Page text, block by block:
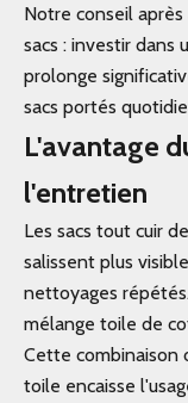
Notre conseil
sacs : investir
prolonge
sacs portés
L'avantage
l'entretien
Les sacs tout cuir
salissent plus
nettoyages
mélange toile de
Cette combinaison
toile encaisse